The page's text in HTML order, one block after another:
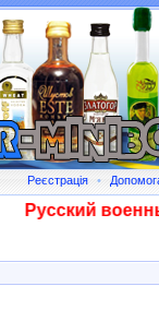
Реєстрація •
Русский